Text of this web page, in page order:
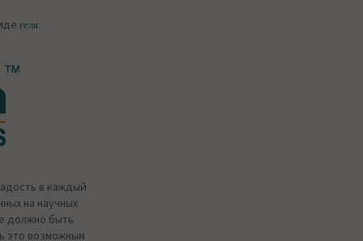
геля.
в каждый
на научных
должно быть
это возможным